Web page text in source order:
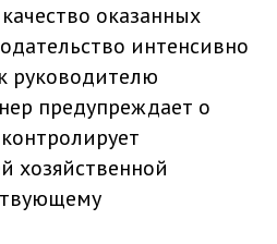
оказанных
интенсивно
руководителю
предупреждает о
хозяйственной